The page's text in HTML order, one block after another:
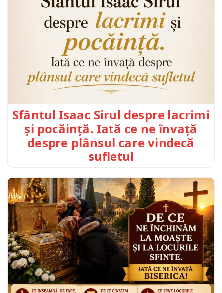
Sfântul Isaac Sirul despre lacrimi
și pocăință. Iată ce ne învață
despre plânsul care vindecă
sufletul